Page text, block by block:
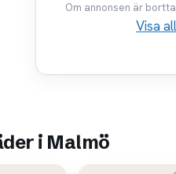
Om annonsen är
Visa
i Malmö